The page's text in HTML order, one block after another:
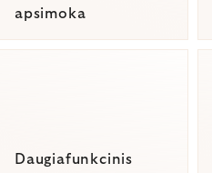
apsimoka
Daugiafunkcinis